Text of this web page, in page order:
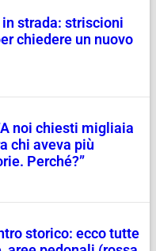
strada: striscioni
chiedere un nuovo
noi chiesti migliaia
chi aveva più
Perché?”
storico: ecco tutte